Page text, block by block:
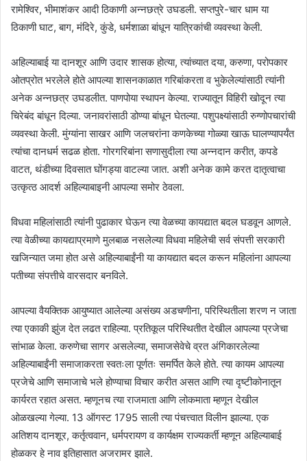
रामेश्विर, भीमाशंकर आदी ठिकाणी अन्नछत्रे उघडली. सप्तपुरे-चार धाम या
ठिकाणी घाट, बाग, मंदिरे, कुंडे, धर्मशाळा बांधून यात्रिकांची व्यवस्था केली.
अहिल्याबाई या दानशूर आणि उदार शासक होत्या, त्यांच्यात दया, करुणा, परोपकार
ओतप्रोत भरलेले होते आपल्या शासनकाळात गरिबांकरता व भुकेलेल्यांसाठी त्यांनी
अनेक अन्नछत्र उघडलीत. पाणपोया स्थापन केल्या. राज्यातून विहिरी खोदून त्या
चिरेबंद बांधून दिल्या. जनावरांसाठी डोण्या बांधून घेतल्या. पशुपक्ष्यांसाठी रुग्णोपचारांची
व्यवस्था केली. मुंग्यांना साखर आणि जलचरांना कणकेच्या गोळ्या खाऊ घालण्यापर्यंत
त्यांचा दानधर्म सढळ होता. गोरगरिबांना सणासुदीला त्या अन्नदान करीत, कपडे
वाटत, थंडीच्या दिवसात घोंगड्या वाटल्या जात. अशी अनेक कामे करत दातृत्वाचा
उत्कृत्ठ आदर्श अहिल्याबाइनी आपल्या समोर ठेवला.
विधवा महिलांसाठी त्यांनी पुढाकार घेऊन त्या वेळच्या कायद्यात बदल घडवून आणले.
त्या वेळीच्या कायद्याप्रमाणे मुलबाळ नसलेल्या विधवा महिलेची सर्व संपत्ती सरकारी
खजिन्यात जमा होत असे अहिल्याबाईंनी या कायद्यात बदल करून महिलांना आपल्या
पतीच्या संपत्तीचे वारसदार बनविले.
आपल्या वैयक्तिक आयुष्यात आलेल्या असंख्य अडचणीना, परिस्थितीला शरण न जाता
त्या एकाकी झुंज देत लढत राहिल्या. प्रतिकूल परिस्थितीत देखील आपल्या प्रजेचा
सांभाळ केला. करुणेचा सागर असलेल्या, समाजसेवेचे व्रत अंगिकारलेल्या
अहिल्याबाईंनी समाजाकरता स्वतःला पूर्णतः समर्पित केले होते. त्या कायम आपल्या
प्रजेचे आणि समाजाचे भले होण्याचा विचार करीत असत आणि त्या दृष्टीकोनातून
कार्यरत रहात असत. म्हणूनच त्या राजमाता आणि लोकमाता म्हणून देखील
ओळखल्या गेल्या. 13 ऑगस्ट 1795 साली त्या पंचत्त्वात विलीन झाल्या. एक
अतिशय दानशूर, कर्तृत्ववान, धर्मपरायण व कार्यक्षम राज्यकर्ती म्हणून अहिल्याबाई
होळकर हे नाव इतिहासात अजरामर झाले.